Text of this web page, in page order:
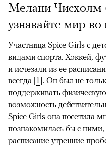
Мелани Чисхолм
узнавайте мир
Участница Spice Girls с
видами спорта. Хоккей,
и исчезали из ее
всегда [1]. Он был не
поддерживать
возможность
Spice Girls она посетила
познакомилась бы с
расписание утренние